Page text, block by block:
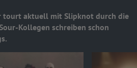
tourt aktuell mit Slipknot durch die
Kollegen schreiben schon